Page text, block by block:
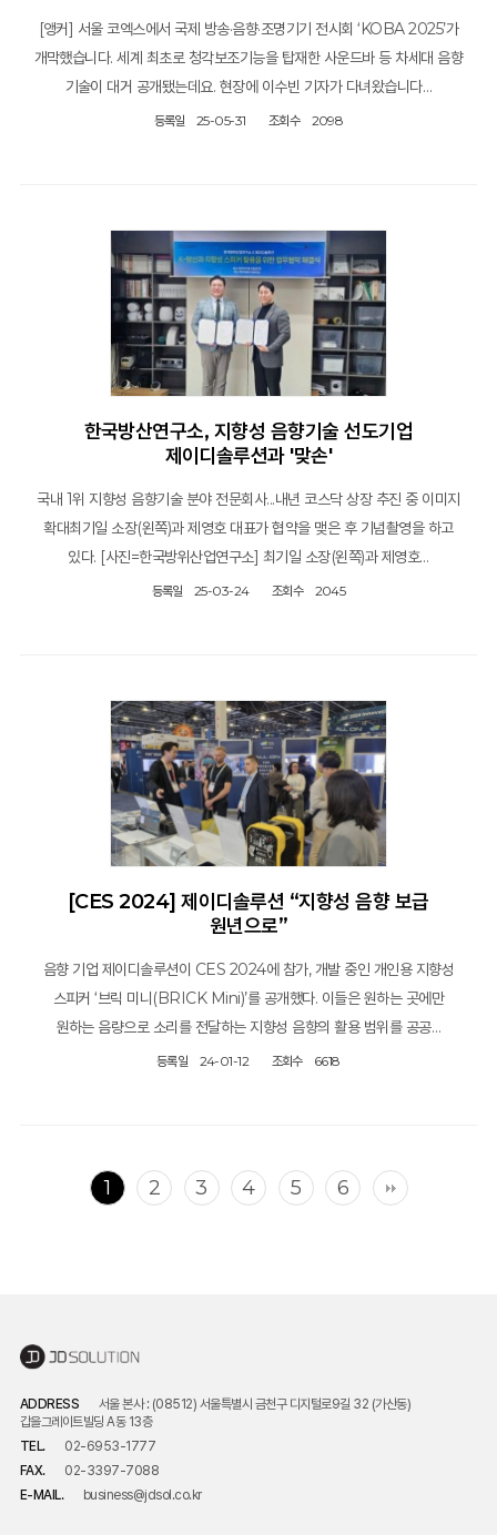
[앵커] 서울 코엑스에서 국제 방송·음향·조명기기 전시회 ‘KOBA 2025’가
개막했습니다. 세계 최초로 청각보조기능을 탑재한 사운드바 등 차세대 음향
기술이 대거 공개됐는데요. 현장에 이수빈 기자가 다녀왔습니다…
등록일 25-05-31 조회수 2098
한국방산연구소, 지향성 음향기술 선도기업
제이디솔루션과 '맞손'
국내 1위 지향성 음향기술 분야 전문회사...내년 코스닥 상장 추진 중 이미지
확대최기일 소장(왼쪽)과 제영호 대표가 협약을 맺은 후 기념촬영을 하고
있다. [사진=한국방위산업연구소] 최기일 소장(왼쪽)과 제영호…
등록일 25-03-24 조회수 2045
[CES 2024] 제이디솔루션 “지향성 음향 보급
원년으로”
음향 기업 제이디솔루션이 CES 2024에 참가, 개발 중인 개인용 지향성
스피커 ‘브릭 미니(BRICK Mini)’를 공개했다. 이들은 원하는 곳에만
원하는 음량으로 소리를 전달하는 지향성 음향의 활용 범위를 공공…
등록일 24-01-12 조회수 6618
1 2 3 4 5 6
ADDRESS
서울 본사 : (08512) 서울특별시 금천구 디지털로9길 32 (가산동)
갑을그레이트빌딩 A동 13층
TEL.
02-6953-1777
FAX.
02-3397-7088
E-MAIL.
business@jdsol.co.kr